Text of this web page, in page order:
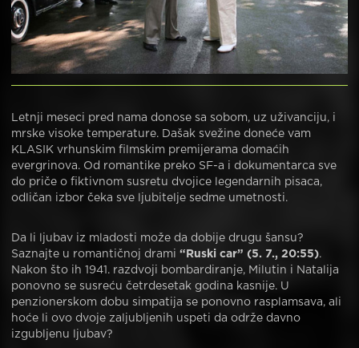
Letnji meseci pred nama donose sa sobom, uz uživanciju, i
mrske visoke temperature. Dašak svežine doneće vam
KLASIK vrhunskim filmskim premijerama domaćih
evergrinova. Od romantike preko SF-a i dokumentarca sve
do priče o fiktivnom susretu dvojice legendarnih pisaca,
odličan izbor čeka sve ljubitelje sedme umetnosti.
Da li ljubav iz mladosti može da dobije drugu šansu?
Saznajte u romantičnoj drami “Ruski car” (5. 7., 20:55).
Nakon što ih 1941. razdvoji bombardiranje, Milutin i Natalija
ponovno se susreću četrdesetak godina kasnije. U
penzionerskom dobu simpatija se ponovno rasplamsava, ali
hoće li ovo dvoje zaljubljenih uspeti da održe davno
izgubljenu ljubav?